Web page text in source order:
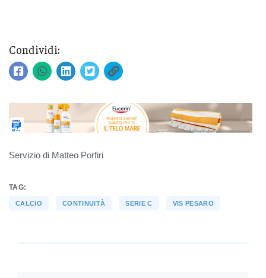
Condividi:
Servizio di Matteo Porfiri
TAG:
CALCIO CONTINUITÀ SERIE C VIS PESARO